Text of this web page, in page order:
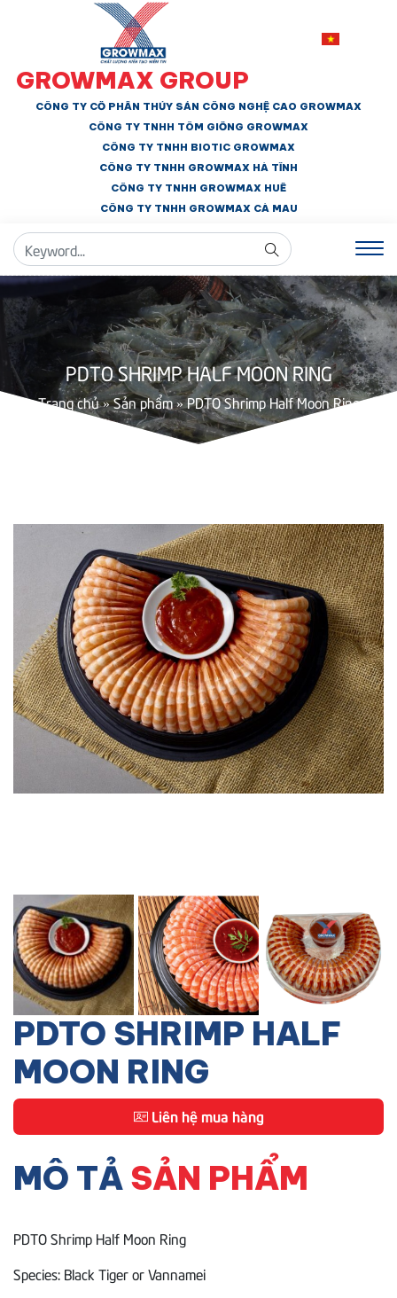
GROWMAX GROUP
CÔNG TY CỔ PHẦN THỦY SẢN CÔNG NGHỆ CAO GROWMAX
CÔNG TY TNHH TÔM GIỐNG GROWMAX
CÔNG TY TNHH BIOTIC GROWMAX
CÔNG TY TNHH GROWMAX HÀ TĨNH
CÔNG TY TNHH GROWMAX HUẾ
CÔNG TY TNHH GROWMAX CÀ MAU
PDTO SHRIMP HALF MOON RING
Trang chủ»Sản phẩm»PDTO Shrimp Half Moon Ring
PDTO SHRIMP HALF
MOON RING
Liên hệ mua hàng
MÔ TẢSẢN PHẨM
PDTO Shrimp Half Moon Ring
Species: Black Tiger or Vannamei